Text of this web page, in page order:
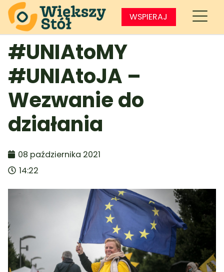
WSPIERAJ
#UNIAtoMY
#UNIAtoJA –
Wezwanie do
działania
08 października 2021
14:22